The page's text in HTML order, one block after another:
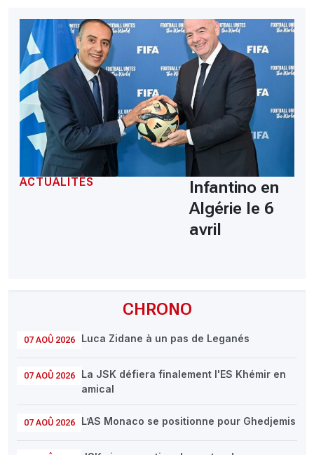
CHRONO
07 AOÛ 2026 Luca Zidane à un pas de Leganés
07 AOÛ 2026
La JSK défiera finalement l'ES Khémir en
amical
07 AOÛ 2026 L’AS Monaco se positionne pour Ghedjemis
ACTUALITÉS
Infantino en
Algérie le 6
avril